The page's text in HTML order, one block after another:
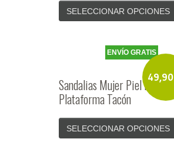
SELECCIONAR OPCIONES
49,90
ENVÍO GRATIS
Sandalias Mujer Piel Plata
Plataforma Tacón
SELECCIONAR OPCIONES